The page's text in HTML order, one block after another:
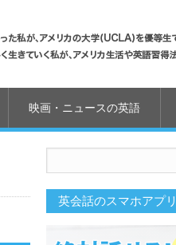
映画・ニュースの英語
英会話のスマホアプ